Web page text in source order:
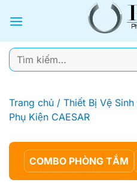
qua
dung
Tìm
kiếm:
Trang chủ / Thiết Bị Vệ Sinh
Phụ Kiện CAESAR
COMBO PHÒNG TẮM